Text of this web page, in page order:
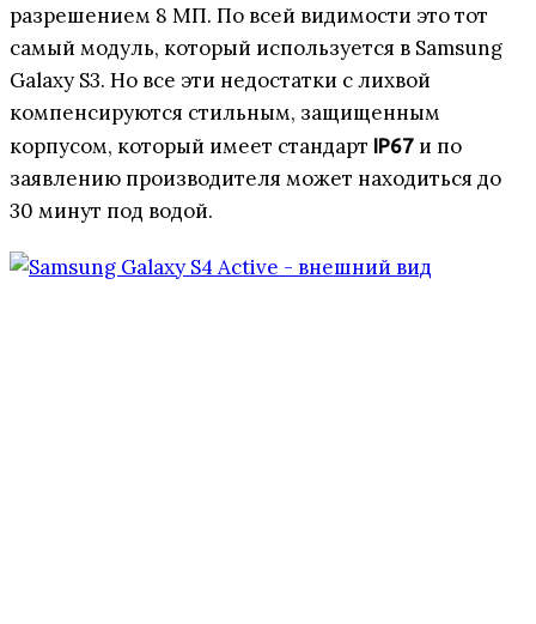
разрешением 8 МП. По всей видимости это тот
самый модуль, который используется в Samsung
Galaxy S3. Но все эти недостатки с лихвой
компенсируются стильным, защищенным
корпусом, который имеет стандарт IP67 и по
заявлению производителя может находиться до
30 минут под водой.